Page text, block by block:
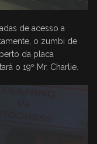
de acesso a
o zumbi de
da placa
o 19º Mr. Charlie.